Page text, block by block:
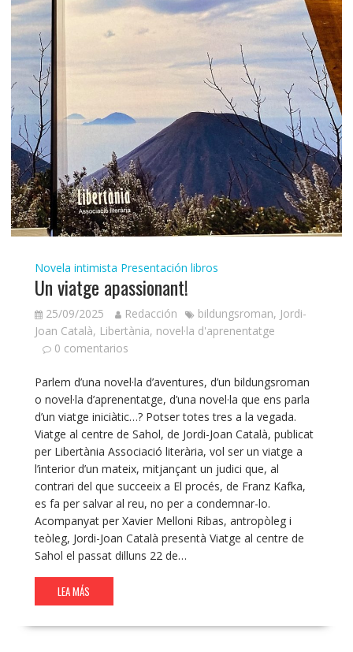
Novela intimista Presentación libros
Un viatge apassionant!
25/09/2025 Redacción bildungsroman, Jordi-
Joan Català, Libertània, novel·la d'aprenentatge
0 comentarios
Parlem d’una novel·la d’aventures, d’un bildungsroman
o novel·la d’aprenentatge, d’una novel·la que ens parla
d’un viatge iniciàtic…? Potser totes tres a la vegada.
Viatge al centre de Sahol, de Jordi-Joan Català, publicat
per Libertània Associació literària, vol ser un viatge a
l’interior d’un mateix, mitjançant un judici que, al
contrari del que succeeix a El procés, de Franz Kafka,
es fa per salvar al reu, no per a condemnar-lo.
Acompanyat per Xavier Melloni Ribas, antropòleg i
teòleg, Jordi-Joan Català presentà Viatge al centre de
Sahol el passat dilluns 22 de…
LEA MÁS